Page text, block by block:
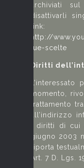
archiviati
disattivarli
link:
http://
tue-scelte
Diritti
momento,
trattamento
all’indirizzo
i diritti di cui
giugno 2003
riporta
Art. 7 D. Lgs.